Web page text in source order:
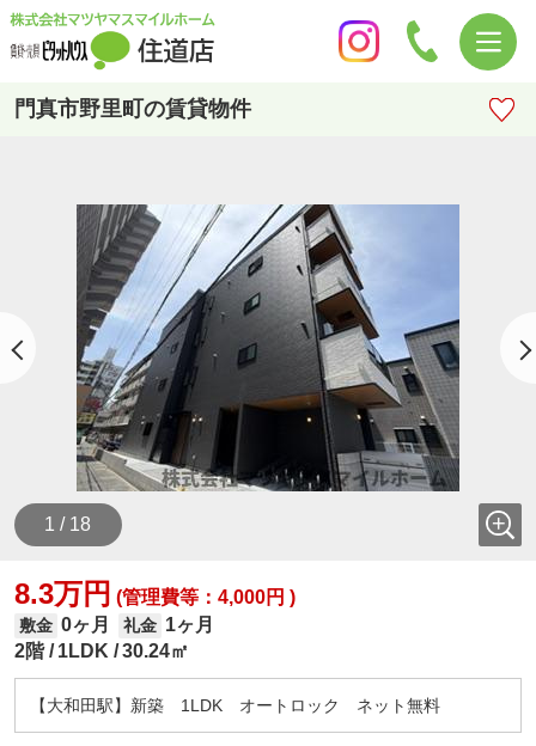
門真市野里町の賃貸物件
1 / 18
8.3万円 (管理費等：4,000円 )
敷金 0ヶ月 礼金 1ヶ月
2階
1LDK 30.24㎡
【大和田駅】新築 1LDK オートロック ネット無料